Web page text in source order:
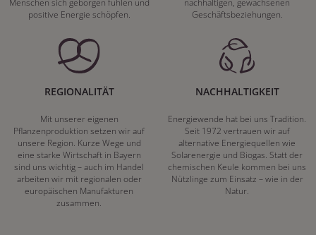
Menschen sich geborgen fühlen und
positive Energie schöpfen.
nachhaltigen, gewachsenen
Geschäftsbeziehungen.
REGIONALITÄT
Mit unserer eigenen
Pflanzenproduktion setzen wir auf
unsere Region. Kurze Wege und
eine starke Wirtschaft in Bayern
sind uns wichtig – auch im Handel
arbeiten wir mit regionalen oder
europäischen Manufakturen
zusammen.
NACHHALTIGKEIT
Energiewende hat bei uns Tradition.
Seit 1972 vertrauen wir auf
alternative Energiequellen wie
Solarenergie und Biogas. Statt der
chemischen Keule kommen bei uns
Nützlinge zum Einsatz – wie in der
Natur.